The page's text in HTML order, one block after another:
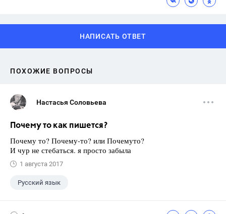
НАПИСАТЬ ОТВЕТ
ПОХОЖИЕ ВОПРОСЫ
Настасья Соловьева
Почему то как пишется?
Почему то? Почему-то? или Почемуто?
И чур не стебаться. я просто забыла
1 августа 2017
Русский язык